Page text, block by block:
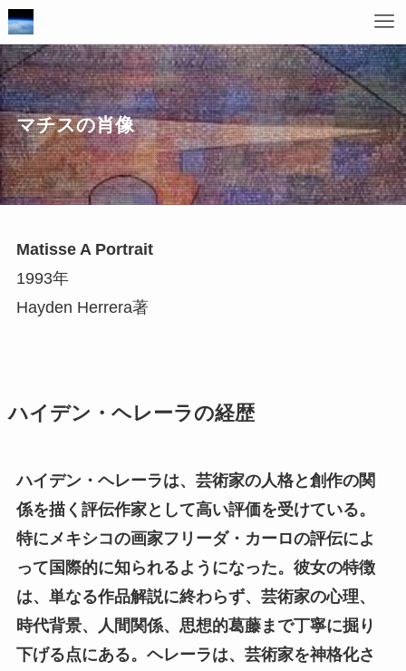
マチスの肖像
Matisse A Portrait
1993年
Hayden Herrera著
ハイデン・ヘレーラの経歴
ハイデン・ヘレーラは、芸術家の人格と創作の関
係を描く評伝作家として高い評価を受けている。
特にメキシコの画家フリーダ・カーロの評伝によ
って国際的に知られるようになった。彼女の特徴
は、単なる作品解説に終わらず、芸術家の心理、
時代背景、人間関係、思想的葛藤まで丁寧に掘り
下げる点にある。ヘレーラは、芸術家を神格化さ